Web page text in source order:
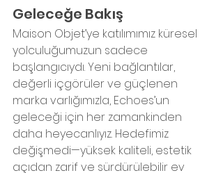
Geleceğe Bakış
Maison Objet’ye katılımımız küresel
yolculuğumuzun sadece
başlangıcıydı. Yeni bağlantılar,
değerli içgörüler ve güçlenen
marka varlığımızla, Echoes’un
geleceği için her zamankinden
daha heyecanlıyız. Hedefimiz
değişmedi—yüksek kaliteli, estetik
açıdan zarif ve sürdürülebilir ev